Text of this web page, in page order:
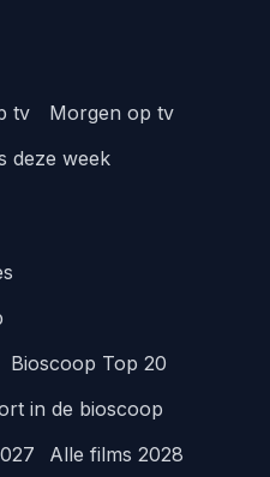
tv
Morgen op tv
deze week
Bioscoop Top 20
in de bioscoop
Alle films 2028